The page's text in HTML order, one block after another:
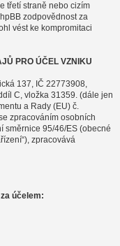
třetí straně nebo cizím
zodpovědnost za
vést ke kompromitaci
PRO ÚČEL VZNIKU
137, IČ 22773908,
C, vložka 31359. (dále jen
a Rady (EU) č.
zpracováním osobních
směrnice 95/46/ES (obecné
zpracovává
účelem: